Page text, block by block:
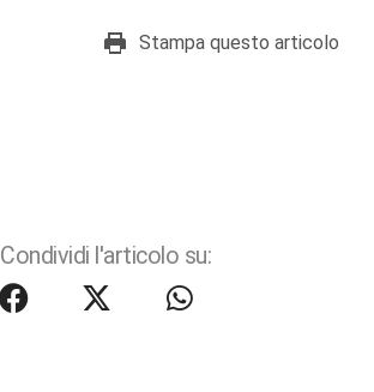
Stampa questo articolo
Condividi l'articolo su: